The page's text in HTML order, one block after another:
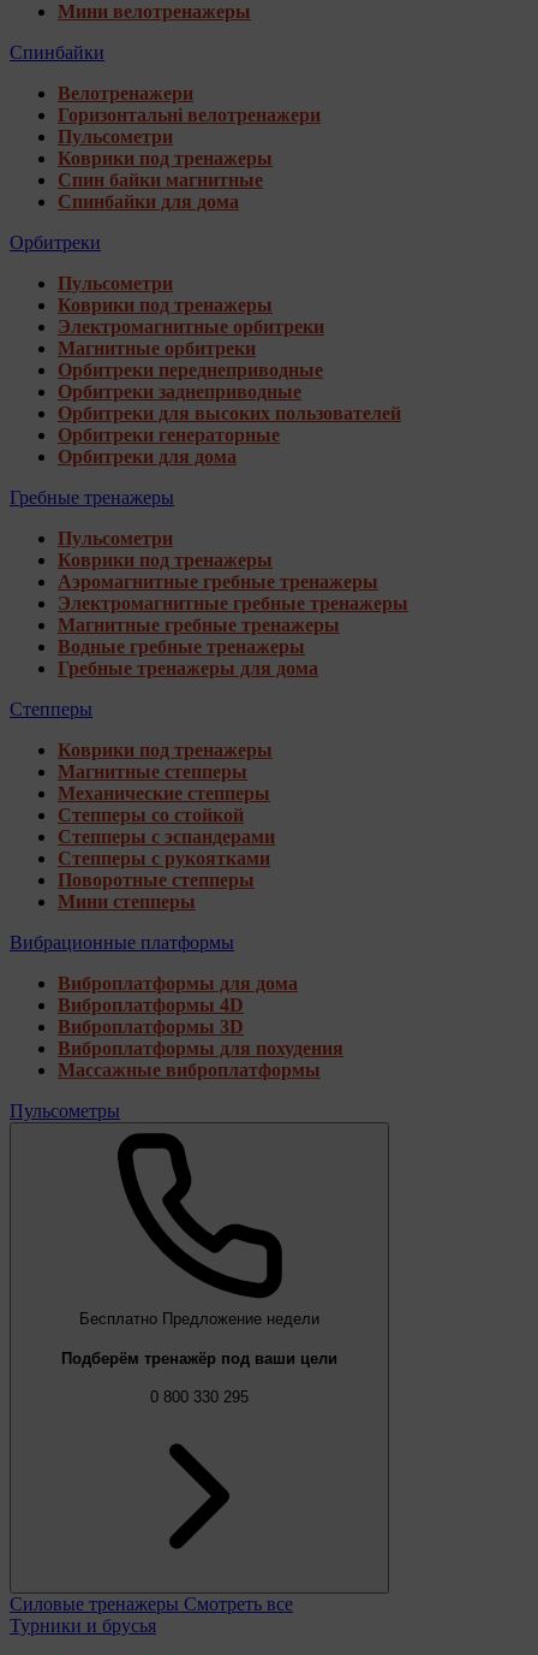
Мини велотренажеры
Спинбайки
Велотренажери
Горизонтальні велотренажери
Пульсометри
Коврики под тренажеры
Спин байки магнитные
Спинбайки для дома
Орбитреки
Пульсометри
Коврики под тренажеры
Электромагнитные орбитреки
Магнитные орбитреки
Орбитреки переднеприводные
Орбитреки заднеприводные
Орбитреки для высоких пользователей
Орбитреки генераторные
Орбитреки для дома
Гребные тренажеры
Пульсометри
Коврики под тренажеры
Аэромагнитные гребные тренажеры
Электромагнитные гребные тренажеры
Магнитные гребные тренажеры
Водные гребные тренажеры
Гребные тренажеры для дома
Степперы
Коврики под тренажеры
Магнитные степперы
Механические степперы
Степперы со стойкой
Степперы с эспандерами
Степперы с рукоятками
Поворотные степперы
Мини степперы
Вибрационные платформы
Виброплатформы для дома
Виброплатформы 4D
Виброплатформы 3D
Виброплатформы для похудения
Массажные виброплатформы
Пульсометры
Бесплатно Предложение недели
Подберём тренажёр под ваши цели
0 800 330 295
Силовые тренажеры Смотреть все
Турники и брусья